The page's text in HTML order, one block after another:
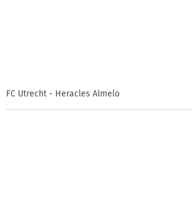
FC Utrecht - Heracles Almelo